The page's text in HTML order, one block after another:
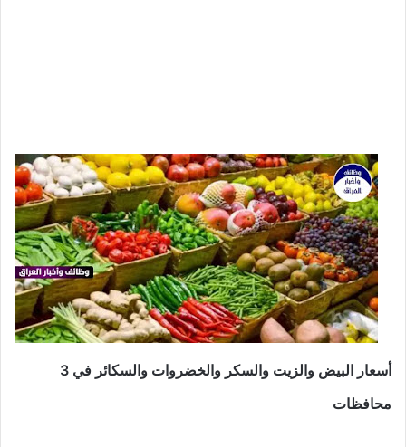
أسعار البيض والزيت والسكر والخضروات والسكائر في 3
محافظات